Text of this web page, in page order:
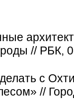
// РБК,
с
//